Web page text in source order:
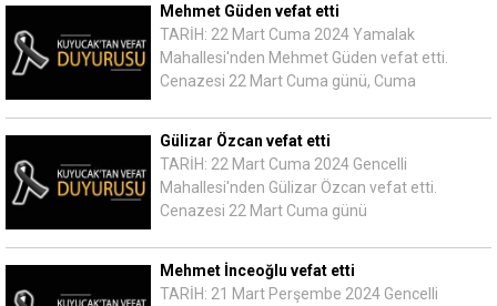
Mehmet Güden vefat etti
TARİH: 22 Mart Cuma 2024 Yamalak
Mahallesi'nden Mehmet Güden vefat etti.
Cenazesi 22 Mart Cuma günü, Cuma
Gülizar Özcan vefat etti
TARİH: 22 Mart Cuma 2024 Gencelli
Mahallesi'nden Gülizar Özcan vefat etti.
Cenazesi 22 Mart Cuma günü
Mehmet İnceoğlu vefat etti
TARİH: 21 Mart Perşembe 2024 Gencelli